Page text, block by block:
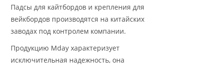
Падсы для кайтбордов и крепления для
вейкбордов производятся на китайских
заводах под контролем компании.
Продукцию Mday характеризует
исключительная надежность, она